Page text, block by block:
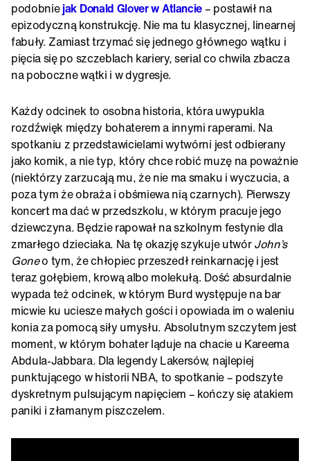
podobniejak Donald Glover w Atlancie– postawił na
epizodyczną konstrukcję. Nie ma tu klasycznej, linearnej
fabuły. Zamiast trzymać się jednego głównego wątku i
pięcia się po szczeblach kariery, serial co chwila zbacza
na poboczne wątki i w dygresje.
Każdy odcinek to osobna historia, która uwypukla
rozdźwięk między bohaterem a innymi raperami. Na
spotkaniu z przedstawicielami wytwórni jest odbierany
jako komik, a nie typ, który chce robić muzę na poważnie
(niektórzy zarzucają mu, że nie ma smaku i wyczucia, a
poza tym że obraża i obśmiewa nią czarnych). Pierwszy
koncert ma dać w przedszkolu, w którym pracuje jego
dziewczyna. Będzie rapował na szkolnym festynie dla
zmarłego dzieciaka. Na tę okazję szykuje utwórJohn’s
Goneo tym, że chłopiec przeszedł reinkarnację i jest
teraz gołębiem, krową albo molekułą. Dość absurdalnie
wypada też odcinek, w którym Burd występuje na bar
micwie ku uciesze małych gości i opowiada im o waleniu
konia za pomocą siły umysłu. Absolutnym szczytem jest
moment, w którym bohater ląduje na chacie u Kareema
Abdula-Jabbara. Dla legendy Lakersów, najlepiej
punktującego w historii NBA, to spotkanie – podszyte
dyskretnym pulsującym napięciem – kończy się atakiem
paniki i złamanym piszczelem.